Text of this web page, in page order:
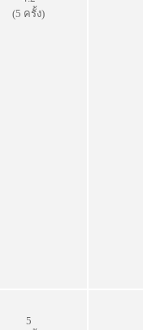
(5 ครั้ง)
5